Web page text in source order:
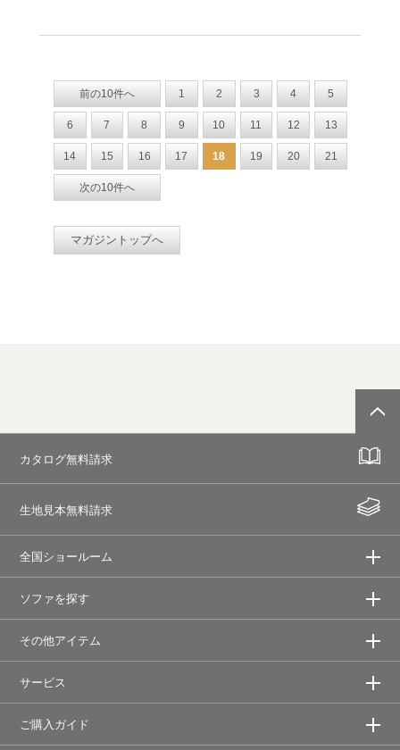
前の10件へ 1 2 3 4 5
6 7 8 9 10 11 12 13
14 15 16 17 18 19 20 21
次の10件へ
マガジントップへ
カタログ無料請求
生地見本無料請求
全国ショールーム
ソファを探す
その他アイテム
サービス
ご購入ガイド